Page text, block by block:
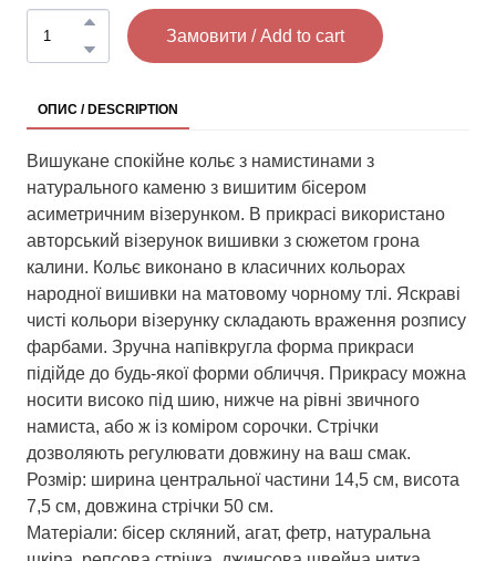
Замовити / Add to cart
ОПИС / DESCRIPTION
Вишукане спокійне кольє з намистинами з
натурального каменю з вишитим бісером
асиметричним візерунком. В прикрасі використано
авторський візерунок вишивки з сюжетом грона
калини. Кольє виконано в класичних кольорах
народної вишивки на матовому чорному тлі. Яскраві
чисті кольори візерунку складають враження розпису
фарбами. Зручна напівкругла форма прикраси
підійде до будь-якої форми обличчя. Прикрасу можна
носити високо під шию, нижче на рівні звичного
намиста, або ж із коміром сорочки. Стрічки
дозволяють регулювати довжину на ваш смак.
Розмір: ширина центральної частини 14,5 см, висота
7,5 см, довжина стрічки 50 см.
Матеріали: бісер скляний, агат, фетр, натуральна